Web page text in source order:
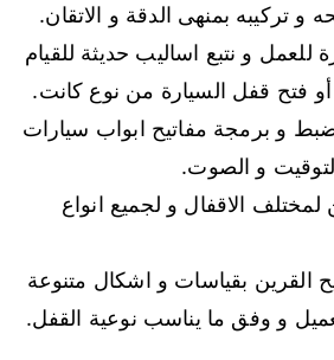
و تركيبه بمنهى الدقة و الاتقان.
للعمل و نتبع اساليب حديثة للقيام
فتح قفل السيارة من نوع كانت.
و برمجة مفاتيح ابواب سيارات
و الصوت.
لمختلف الاقفال و لجميع انواع
القرين بقياسات و اشكال متنوعة
و وفق ما يناسب نوعية القفل.